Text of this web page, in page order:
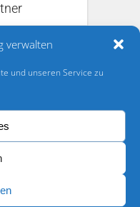
verwalten
und unseren Service zu
© 2026